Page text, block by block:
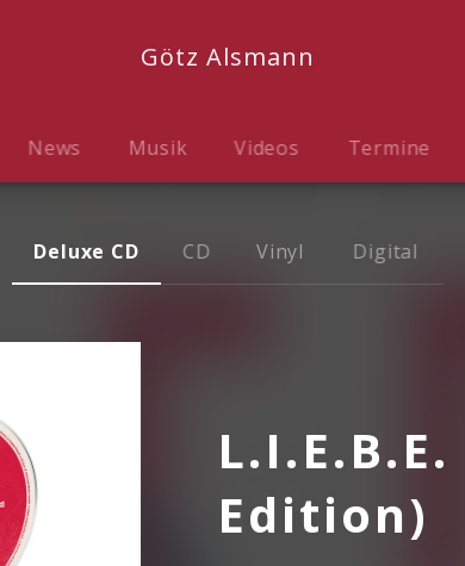
Götz Alsmann
News Musik Videos Termine
Deluxe CD CD Vinyl Digital
Edition)